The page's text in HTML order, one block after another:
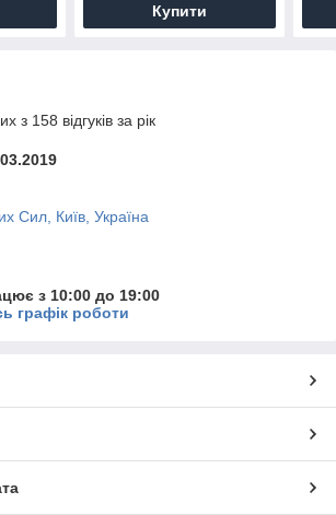
Купити
з 158 відгуків за рік
Сил, Київ, Україна
з 10:00 до 19:00
графік роботи